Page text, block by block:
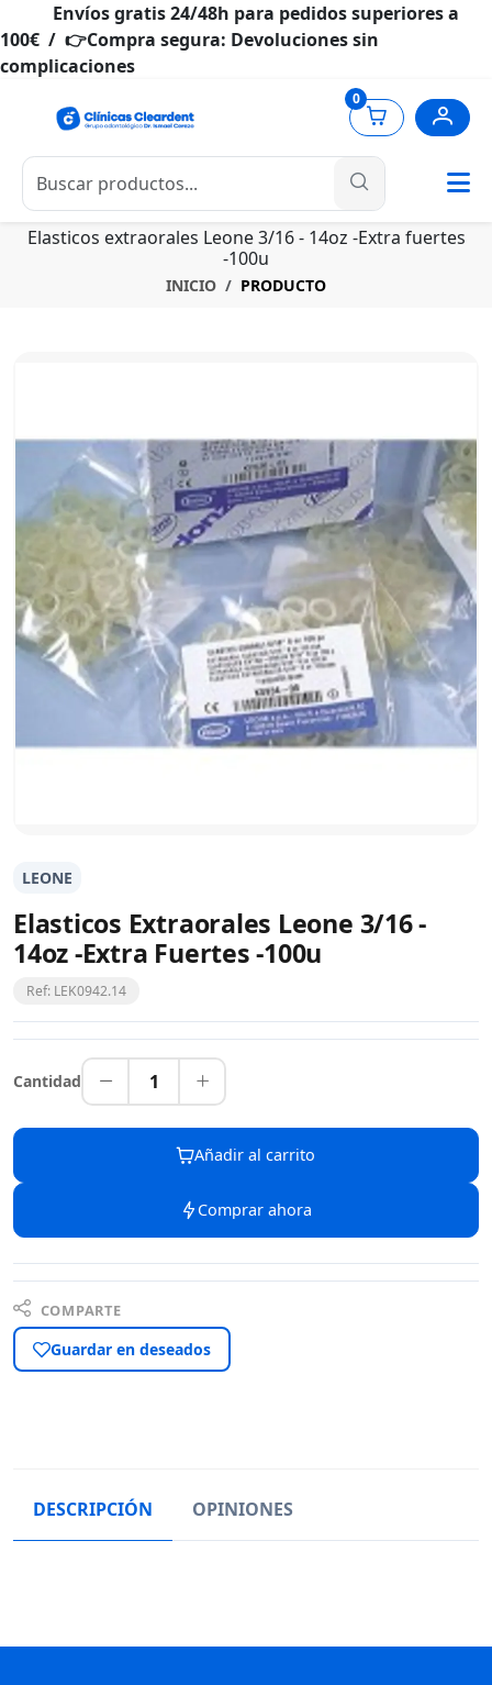
Envíos gratis 24/48h para pedidos superiores a
100€ / 👉Compra segura: Devoluciones sin
complicaciones
0
Elasticos extraorales Leone 3/16 - 14oz -Extra fuertes
-100u
INICIO PRODUCTO
LEONE
Elasticos Extraorales Leone 3/16 -
14oz -Extra Fuertes -100u
Ref: LEK0942.14
Cantidad 1
Añadir al carrito
Comprar ahora
COMPARTE
Guardar en deseados
DESCRIPCIÓN OPINIONES